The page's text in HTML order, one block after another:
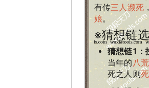
有传三人濒死
娘。
※猜想链
猜想链1 ：
当年的 八
死之人则